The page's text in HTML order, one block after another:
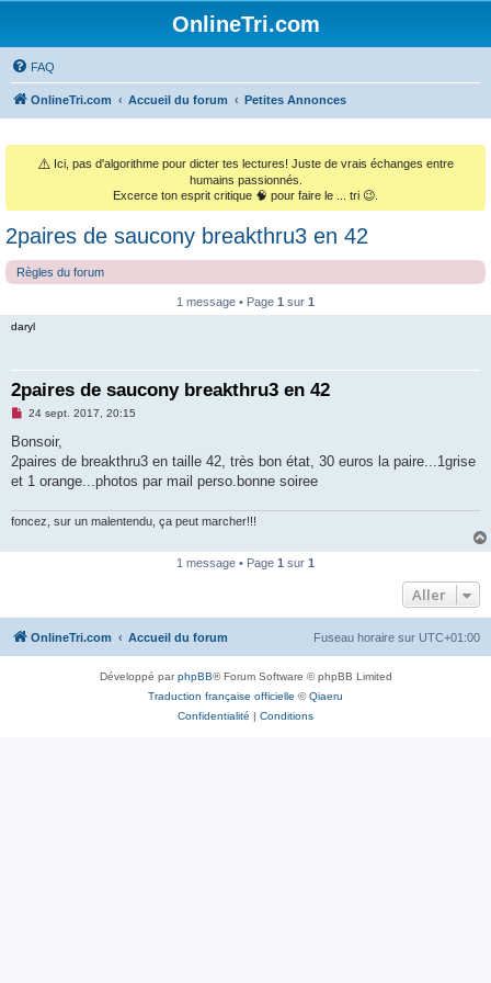
OnlineTri.com
FAQ
OnlineTri.com Accueil du forum Petites Annonces
⚠️ Ici, pas d'algorithme pour dicter tes lectures! Juste de vrais échanges entre
humains passionnés.
Excerce ton esprit critique 🧠 pour faire le ... tri 😉.
2paires de saucony breakthru3 en 42
Règles du forum
1 message • Page 1 sur 1
daryl
2paires de saucony breakthru3 en 42
M
s
a
g
o
24 sept. 2017, 20:15
Bonsoir,
2paires de breakthru3 en taille 42, très bon état, 30 euros la paire...1grise
et 1 orange...photos par mail perso.bonne soiree
foncez, sur un malentendu, ça peut marcher!!!
1 message • Page 1 sur 1
Aller
OnlineTri.com Accueil du forum Fuseau horaire sur UTC+01:00
Développé parphpBB® Forum Software © phpBB Limited
Traduction française officielle ©Qiaeru
Confidentialité
Conditions